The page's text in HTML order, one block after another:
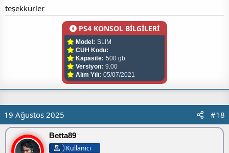
teşekkürler
PS4 KONSOL BİLGİLERİ
Model: SLIM
CUH Kodu:
Kapasite: 500 gb
Versiyon: 9.00
Alım Yılı: 05/07/2021
19 Ağustos 2025 #18
Betta89
Kullanıcı